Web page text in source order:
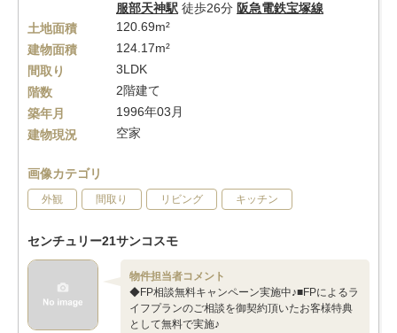
服部天神駅 徒歩26分 阪急電鉄宝塚線
土地面積
120.69m²
建物面積
124.17m²
間取り
3LDK
階数
2階建て
築年月
1996年03月
建物現況
空家
画像カテゴリ
外観 間取り リビング キッチン
センチュリー21サンコスモ
物件担当者コメント
◆FP相談無料キャンペーン実施中♪■FPによるラ
イフプランのご相談を御契約頂いたお客様特典
として無料で実施♪